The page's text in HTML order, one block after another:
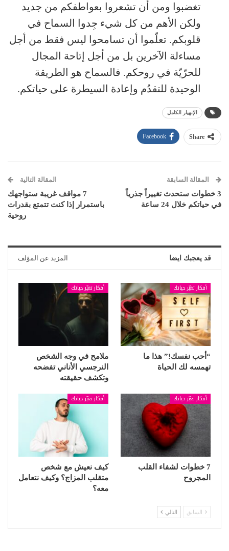
تغضبوا ومن أن تشعروا بعواطفكم من جديد
ولكن الأهم من كل شيء جِدوا السماح في
قلوبكم. تعلّموا أن تسامحوا ليس فقط من أجل
مساءلة الآخرين بل من أجل إتاحة المجال
للحرّيّة في روحكم. فالسماح هو الطريقة
الوحيدة للتقدُم وإعادة السيطرة على حياتكم.
الإنهيار الكامل
Share
Facebook
المقالة السابقة
3 خطوات ستحدث تغييراً جذرياً
في حياتكم خلال 24 ساعة
المقالة التالية
7 مواقف غريبة ستواجهك
باستمرار إذا كنت تتمتع بقدرات
روحية
قد يعجبك ايضا المزيد عن المؤلف
أفكار تغيّر حياتك
“أحب نفسك!” هذا ما
تهمسه لك الحياة
أفكار تغيّر حياتك
ملامح في وجه الشخص
النرجسي الأناني تفضحه
وتكشف حقيقته
أفكار تغيّر حياتك
7 خطوات لشفاء القلب
المجروح
أفكار تغيّر حياتك
كيف نعيش مع شخص
متقلب المزاج؟ وكيف نتعامل
معه؟
السابق التالي